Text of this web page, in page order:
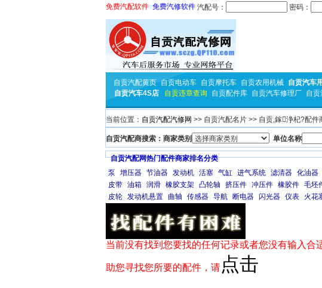
免费汽配软件 免费汽修软件 汽配号： 密码：
自贡汽配黄页 自贡电动车 自贡摩托车 自贡农用机械 自贡汽车
自贡汽车4S店
自贡违章查询 自贡配件库 自贡汽车修理厂 自
当前位置： 自贡汽配汽修网 >> 自贡汽配名片 >> 自贡,鎵浄杞?配件
自贡汽配商搜索：商家类别 单位名称
自贡汽配网热门配件商家排名分类
泵
增压器 节油器 发动机 活塞 气缸 进气系统 滤清器 化油器
皮带 油箱 润滑 橡胶支架 凸轮轴 挤压件 冲压件 橡胶件 毛坯
皮轮 发动机悬置 曲轴 传感器 导航 断电器 闪光器 仪表 火花
当前没有找到您要找的任何记录或者您没有输入
助您寻找您所要的配件，请 点击